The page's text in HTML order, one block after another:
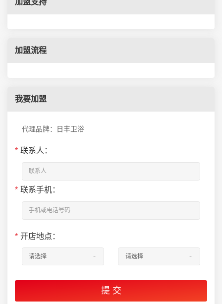
加盟支持
加盟流程
我要加盟
代理品牌：日丰卫浴
* 联系人：
* 联系手机：
* 开店地点：